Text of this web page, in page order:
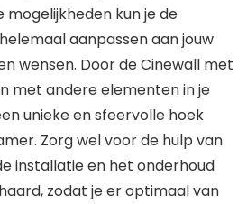
mogelijkheden kun je de
aanpassen aan jouw
wensen. Door de Cinewall met
met andere elementen in je
unieke en sfeervolle hoek
Zorg wel voor de hulp van
installatie en het onderhoud
zodat je er optimaal van